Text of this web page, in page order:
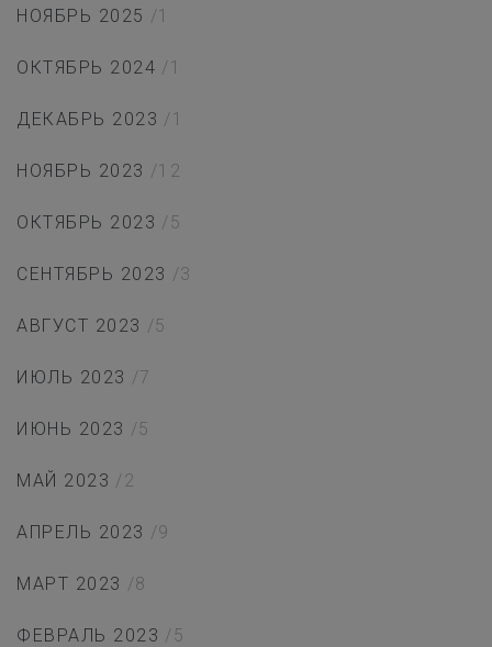
НОЯБРЬ 2025 /1
ОКТЯБРЬ 2024 /1
ДЕКАБРЬ 2023 /1
НОЯБРЬ 2023 /12
ОКТЯБРЬ 2023 /5
СЕНТЯБРЬ 2023 /3
АВГУСТ 2023 /5
ИЮЛЬ 2023 /7
ИЮНЬ 2023 /5
МАЙ 2023 /2
АПРЕЛЬ 2023 /9
МАРТ 2023 /8
ФЕВРАЛЬ 2023 /5